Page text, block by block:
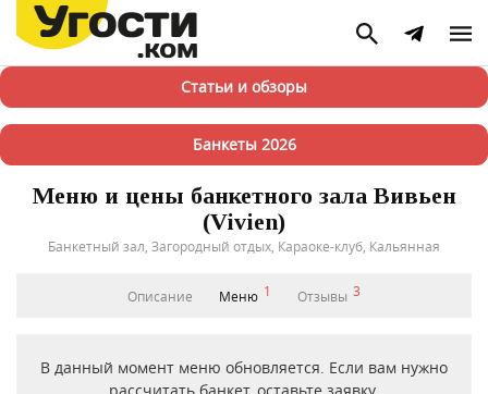
Статьи и обзоры
Банкеты 2026
Меню и цены банкетного зала Вивьен
(Vivien)
Банкетный зал, Загородный отдых, Караоке-клуб, Кальянная
Описание Меню 1 Отзывы 3
В данный момент меню обновляется. Если вам нужно